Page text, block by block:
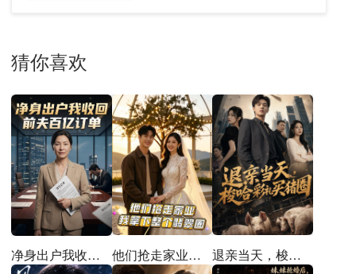
猜你喜欢
净身出户我收回前夫百亿订单 他们抢走家业，我拿下整个翡翠圈 退亲当天，梭哈彩礼买猪圈